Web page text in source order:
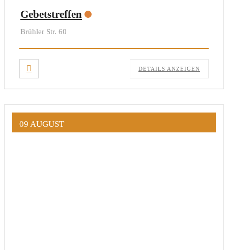
Gebetstreffen
Brühler Str. 60
DETAILS ANZEIGEN
09 AUGUST